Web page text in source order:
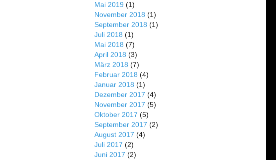
Mai 2019 (1)
November 2018 (1)
September 2018 (1)
Juli 2018 (1)
Mai 2018 (7)
April 2018 (3)
März 2018 (7)
Februar 2018 (4)
Januar 2018 (1)
Dezember 2017 (4)
November 2017 (5)
Oktober 2017 (5)
September 2017 (2)
August 2017 (4)
Juli 2017 (2)
Juni 2017 (2)